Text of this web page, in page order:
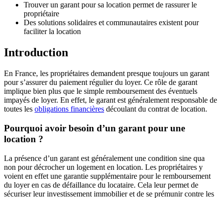
Trouver un garant pour sa location permet de rassurer le
propriétaire
Des solutions solidaires et communautaires existent pour
faciliter la location
Introduction
En France, les propriétaires demandent presque toujours un garant
pour s’assurer du paiement régulier du loyer. Ce rôle de garant
implique bien plus que le simple remboursement des éventuels
impayés de loyer. En effet, le garant est généralement responsable de
toutes les obligations financières découlant du contrat de location.
Pourquoi avoir besoin d’un garant pour une
location ?
La présence d’un garant est généralement une condition sine qua
non pour décrocher un logement en location. Les propriétaires y
voient en effet une garantie supplémentaire pour le remboursement
du loyer en cas de défaillance du locataire. Cela leur permet de
sécuriser leur investissement immobilier et de se prémunir contre les